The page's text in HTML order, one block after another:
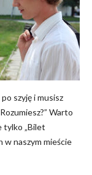
szyję i musisz
Warto
tylko „Bilet
w naszym mieście